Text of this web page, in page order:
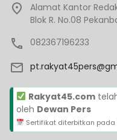
Alamat Kantor
Blok R. No.08
082367196233
Rakyat45.com
oleh Dewan Pers
Sertifikat diterbitkan pada